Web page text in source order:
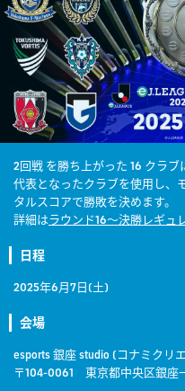
2回戦 を勝ち上がった 16 クラブ
代表となったクラブを使用し、
タルスコアで勝敗を決めます。
詳細はラウンド16～決勝レギュ
日程
2025年6月7日(土)
会場
esports 銀座 studio (コナミクリ
〒104-0061 東京都中央区銀座